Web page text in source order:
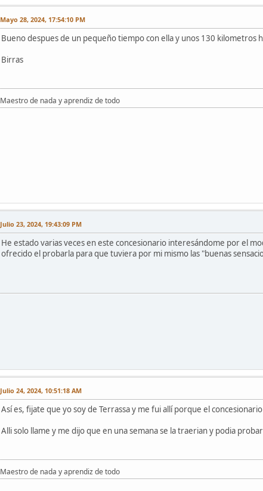
Mayo 28, 2024, 17:54:10 PM
Bueno despues de un pequeño tiempo con ella y unos 130 kilometros
Birras
Maestro de nada y aprendiz de todo
Julio 23, 2024, 19:43:09 PM
He estado varias veces en este concesionario interesándome por el
ofrecido el probarla para que tuviera por mi mismo las "buenas
Julio 24, 2024, 10:51:18 AM
Así es, fijate que yo soy de Terrassa y me fui allí porque el
Alli solo llame y me dijo que en una semana se la traerian y podia
Maestro de nada y aprendiz de todo